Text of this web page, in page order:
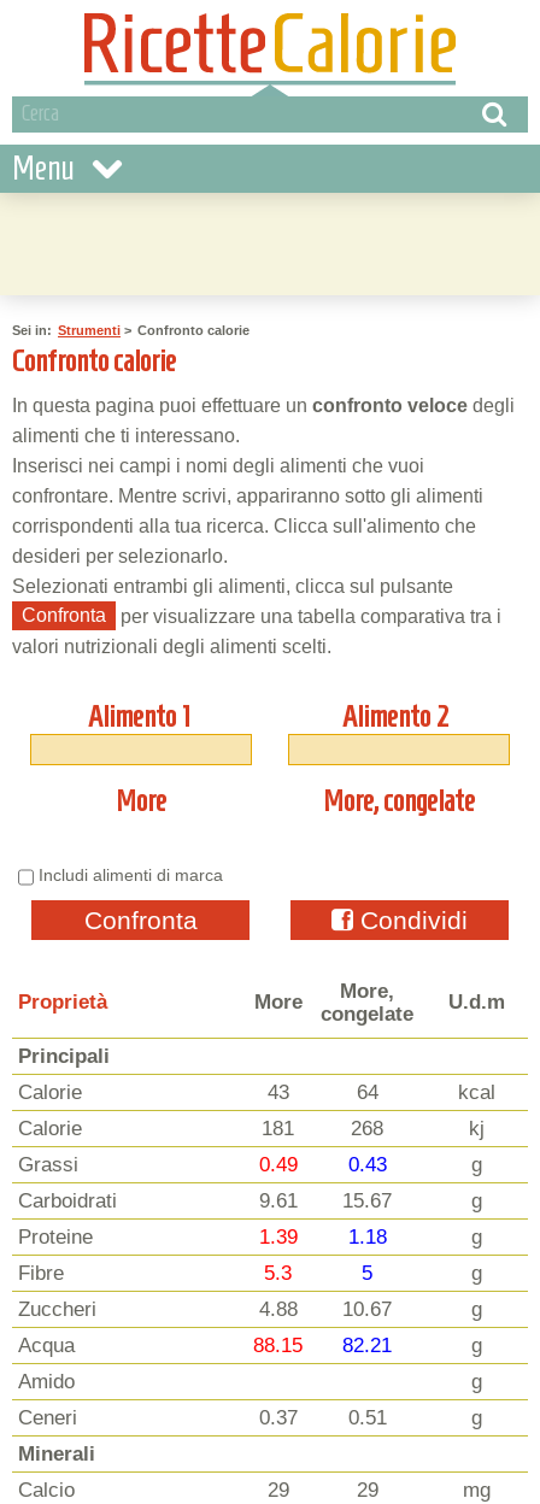
Menu
Sei in: Strumenti > Confronto calorie
Confronto calorie
In questa pagina puoi effettuare un confronto veloce degli
alimenti che ti interessano.
Inserisci nei campi i nomi degli alimenti che vuoi
confrontare. Mentre scrivi, appariranno sotto gli alimenti
corrispondenti alla tua ricerca. Clicca sull'alimento che
desideri per selezionarlo.
Selezionati entrambi gli alimenti, clicca sul pulsante
Confronta
per visualizzare una tabella comparativa tra i
valori nutrizionali degli alimenti scelti.
Alimento 1
More
Alimento 2
More, congelate
Includi alimenti di marca
Confronta Condividi
Proprietà More
More,
congelate
U.d.m
Principali
Calorie
43 64
kcal
Calorie
181 268
kj
Grassi
0.49 0.43
g
Carboidrati
9.61 15.67
g
Proteine
1.39 1.18
g
Fibre
5.3 5
g
Zuccheri
4.88 10.67
g
Acqua
88.15 82.21
g
Amido
g
Ceneri
0.37 0.51
g
Minerali
Calcio
29 29
mg